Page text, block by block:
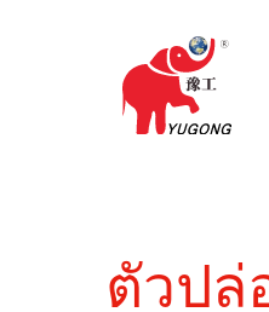
ตัวปล่